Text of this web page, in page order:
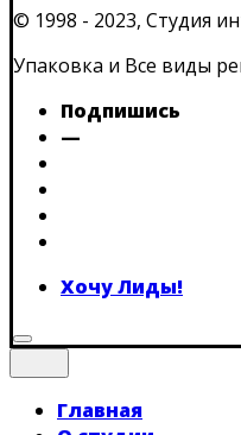
© 1998 - 2023, Студия
Упаковка и Все виды
Подпишись
—
Хочу Лиды!
Главная